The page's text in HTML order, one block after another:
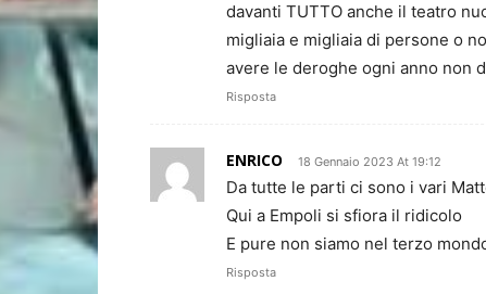
davanti TUTTO anche il teatro
migliaia e migliaia di persone o
avere le deroghe ogni anno non
Risposta
ENRICO 18 Gennaio 2023 At 19:12
Da tutte le parti ci sono i vari
Qui a Empoli si sfiora il ridicolo
E pure non siamo nel terzo
Risposta